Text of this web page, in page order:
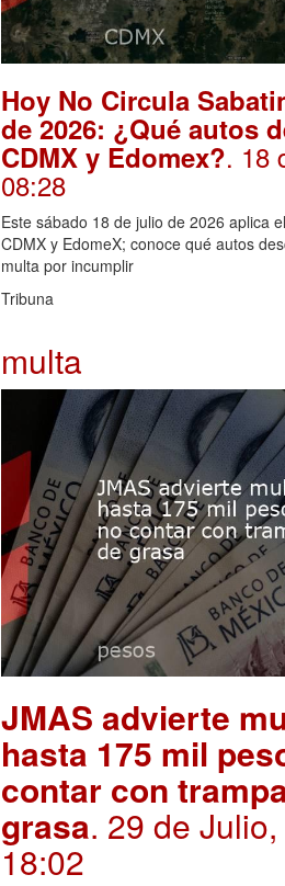
Hoy No Circula
de 2026: ¿Qué autos
CDMX y Edomex?. 18
08:28
Este sábado 18 de julio de 2026 aplica
CDMX y EdomeX; conoce qué autos
multa por incumplir
Tribuna
multa
JMAS advierte
hasta 175 mil
contar con
grasa. 29 de
18:02